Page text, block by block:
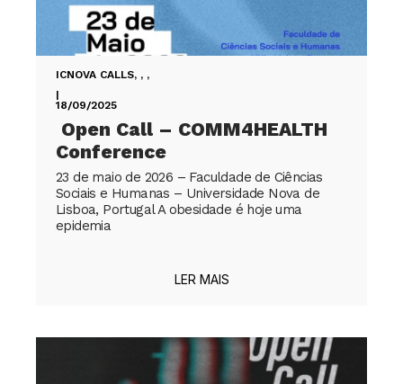
ICNOVA CALLS, , ,
|
18/09/2025
Open Call – COMM4HEALTH
Conference
23 de maio de 2026 – Faculdade de Ciências
Sociais e Humanas – Universidade Nova de
Lisboa, Portugal A obesidade é hoje uma
epidemia
LER MAIS